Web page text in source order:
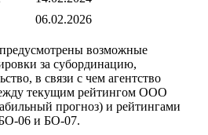
06.02.2026
возможные
за субординацию,
в связи с чем агентство
текущим рейтингом ООО
прогноз) и рейтингами
06 и БО-07.